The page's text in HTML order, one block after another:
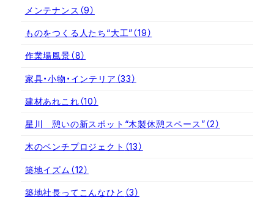
メンテナンス （9）
ものをつくる人たち“大工”（19）
作業場風景（8）
家具・小物・インテリア （33）
建材あれこれ（10）
星川 憩いの新スポット“木製休憩スペース”（2）
木のベンチプロジェクト （13）
築地イズム （12）
築地社長ってこんなひと （3）